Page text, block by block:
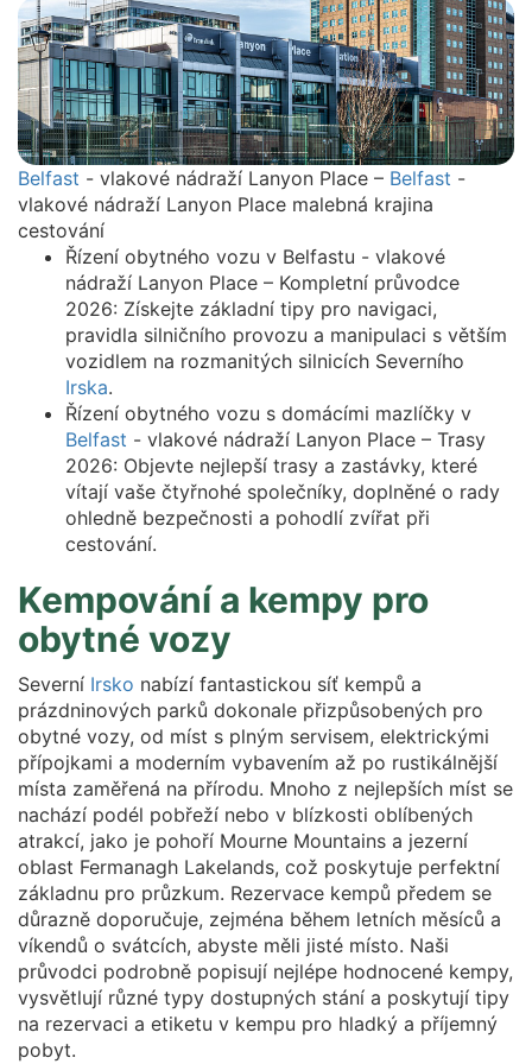
Belfast - vlakové nádraží Lanyon Place – Belfast -
vlakové nádraží Lanyon Place malebná krajina
cestování
Řízení obytného vozu v Belfastu - vlakové
nádraží Lanyon Place – Kompletní průvodce
2026: Získejte základní tipy pro navigaci,
pravidla silničního provozu a manipulaci s větším
vozidlem na rozmanitých silnicích Severního
Irska.
Řízení obytného vozu s domácími mazlíčky v
Belfast - vlakové nádraží Lanyon Place – Trasy
2026: Objevte nejlepší trasy a zastávky, které
vítají vaše čtyřnohé společníky, doplněné o rady
ohledně bezpečnosti a pohodlí zvířat při
cestování.
Kempování a kempy pro
obytné vozy
Severní Irsko nabízí fantastickou síť kempů a
prázdninových parků dokonale přizpůsobených pro
obytné vozy, od míst s plným servisem, elektrickými
přípojkami a moderním vybavením až po rustikálnější
místa zaměřená na přírodu. Mnoho z nejlepších míst se
nachází podél pobřeží nebo v blízkosti oblíbených
atrakcí, jako je pohoří Mourne Mountains a jezerní
oblast Fermanagh Lakelands, což poskytuje perfektní
základnu pro průzkum. Rezervace kempů předem se
důrazně doporučuje, zejména během letních měsíců a
víkendů o svátcích, abyste měli jisté místo. Naši
průvodci podrobně popisují nejlépe hodnocené kempy,
vysvětlují různé typy dostupných stání a poskytují tipy
na rezervaci a etiketu v kempu pro hladký a příjemný
pobyt.